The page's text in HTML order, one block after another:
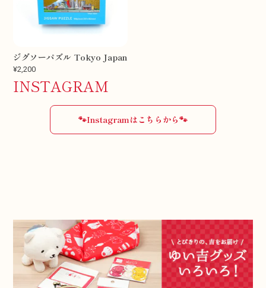
ジグソーパズル Tokyo Japan
¥2,200
INSTAGRAM
🐾Instagramはこちらから🐾